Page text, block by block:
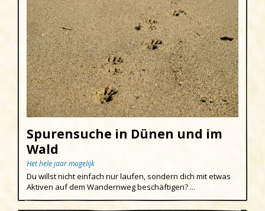
Spurensuche in Dünen und im
Wald
Het hele jaar mogelijk
Du willst nicht einfach nur laufen, sondern dich mit etwas
Aktiven auf dem Wandernweg beschäftigen? ...